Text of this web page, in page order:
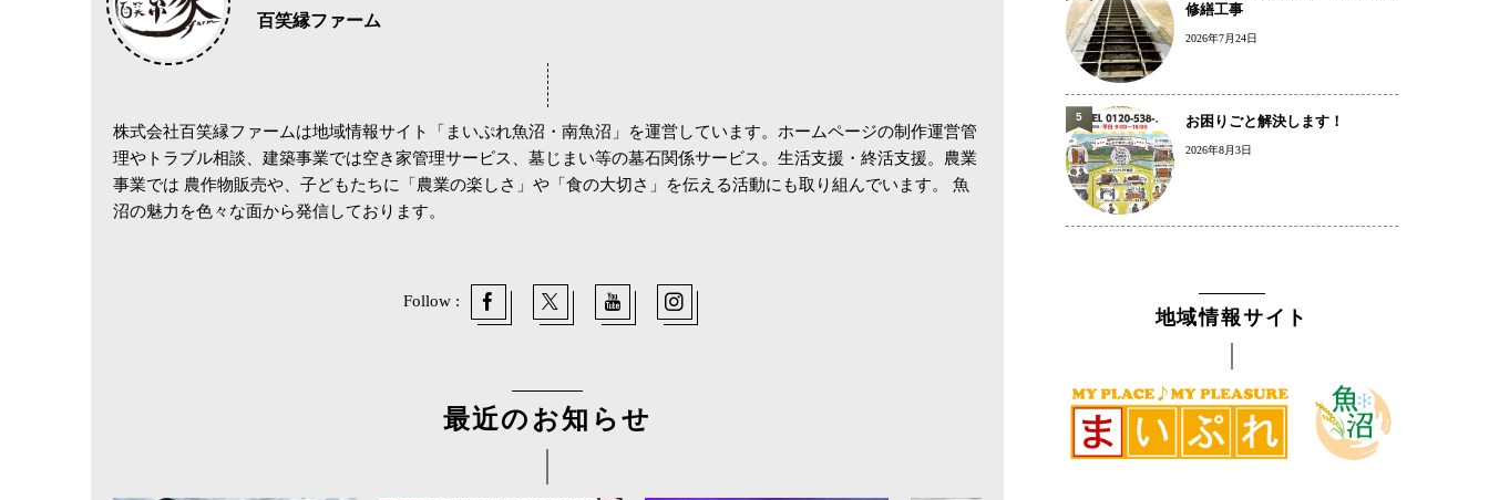
百笑縁ファーム
株式会社百笑縁ファームは地域情報サイト「まいぷれ魚沼・南魚沼」を運営しています。ホームページの制作運営管
理やトラブル相談、建築事業では空き家管理サービス、墓じまい等の墓石関係サービス。生活支援・終活支援。農業
事業では 農作物販売や、子どもたちに「農業の楽しさ」や「食の大切さ」を伝える活動にも取り組んでいます。 魚
沼の魅力を色々な面から発信しております。
Follow :
最近のお知らせ
修繕工事
2026年7月24日
お困りごと解決します！
2026年8月3日
5
地域情報サイト